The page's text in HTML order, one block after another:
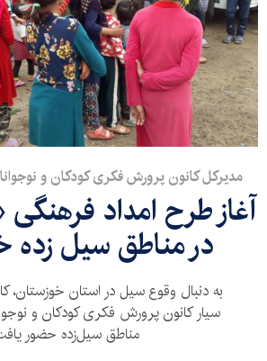
مدیرکل کانون پرورش فکری کودکان و
آغاز طرح امداد
در مناطق سیل زده
به دنبال وقوع سیل در استان خوزستان،
سیار کانون پرورش فکری کودکان و
مناطق سیل‌زده حضور